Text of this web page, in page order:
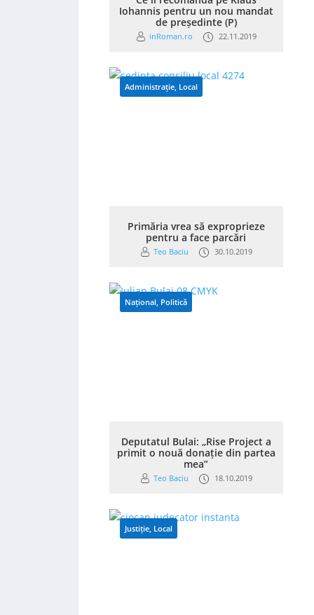
Iohannis pentru un nou mandat
de președinte (P)
inRoman.ro 22.11.2019
Administrație, Local
Primăria vrea să exproprieze
pentru a face parcări
Teo Baciu 30.10.2019
Național, Politică
Deputatul Bulai: „Rise Project a
primit o nouă donație din partea
mea”
Teo Baciu 18.10.2019
Justiție, Local